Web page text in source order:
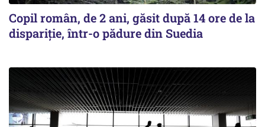
Copil român, de 2 ani, găsit după 14 ore de la
dispariție, într-o pădure din Suedia